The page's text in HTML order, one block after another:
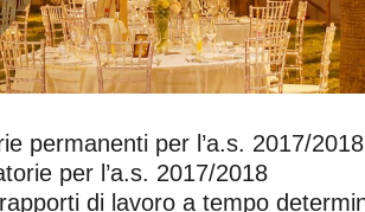
permanenti per l’a.s. 2017/2018
per l’a.s. 2017/2018
di lavoro a tempo